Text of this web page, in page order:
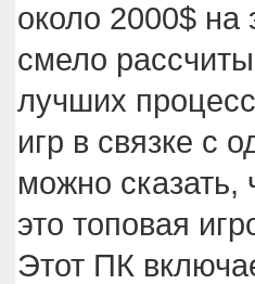
около 2000$ на
смело
лучших
игр в связке с
можно сказать,
это топовая
Этот ПК